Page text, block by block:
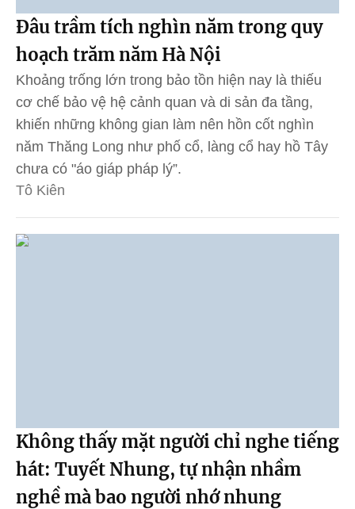
Đâu trầm tích nghìn năm trong quy
hoạch trăm năm Hà Nội
Khoảng trống lớn trong bảo tồn hiện nay là thiếu
cơ chế bảo vệ hệ cảnh quan và di sản đa tầng,
khiến những không gian làm nên hồn cốt nghìn
năm Thăng Long như phố cổ, làng cổ hay hồ Tây
chưa có "áo giáp pháp lý”.
Tô Kiên
Không thấy mặt người chỉ nghe tiếng
hát: Tuyết Nhung, tự nhận nhầm
nghề mà bao người nhớ nhung